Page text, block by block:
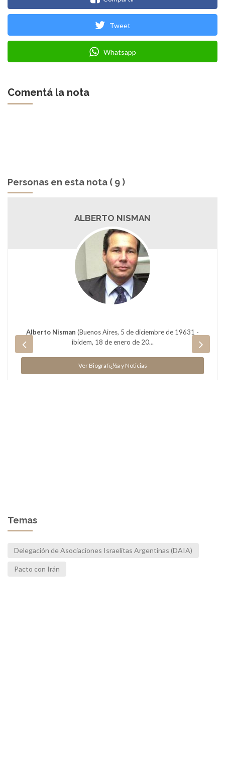
Tweet
Whatsapp
Comentá la nota
Personas en esta nota ( 9 )
ALBERTO NISMAN
Alberto Nisman (Buenos Aires, 5 de diciembre de 19631 -
ibídem, 18 de enero de 20...
Ver Biografï¿½a y Noticias
Temas
Delegación de Asociaciones Israelitas Argentinas (DAIA)
Pacto con Irán